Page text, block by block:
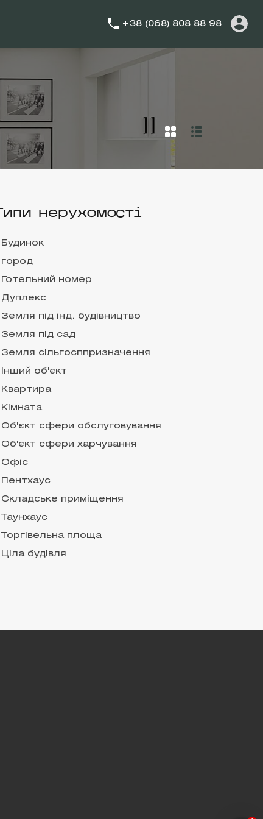
+38 (068) 808 88 98
нерухомості
Будинок
город
Готельний номер
Дуплекс
Земля під інд. будівництво
Земля під сад
Земля сільгосппризначення
Інший об'єкт
Квартира
Кімната
Об'єкт сфери обслуговування
Об'єкт сфери харчування
Офіс
Пентхаус
Складське приміщення
Таунхаус
Торгівельна площа
Ціла будівля